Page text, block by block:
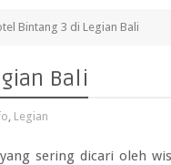
Bintang 3 di Legian Bali
Bali
, Legian
sering dicari oleh